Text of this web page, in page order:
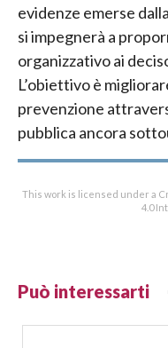
evidenze emerse
si impegnerà a
organizzativo ai
L’obiettivo è
prevenzione
pubblica ancora
This work is licensed under a
4.0
Può interessarti